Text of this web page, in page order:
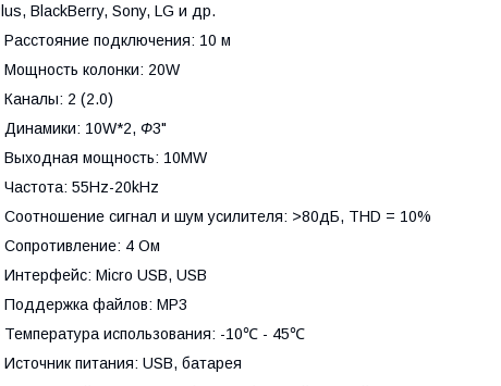
BlackBerry, Sony, LG и др.
Расстояние подключения: 10 м
Мощность колонки: 20W
Каналы: 2 (2.0)
Динамики: 10W*2, Ф3"
Выходная мощность: 10MW
Частота: 55Hz-20kHz
Соотношение сигнал и шум усилителя: >80дБ, THD = 10%
Сопротивление: 4 Ом
Интерфейс: Micro USB, USB
Поддержка файлов: MP3
Температура использования: -10℃ - 45℃
Источник питания: USB, батарея